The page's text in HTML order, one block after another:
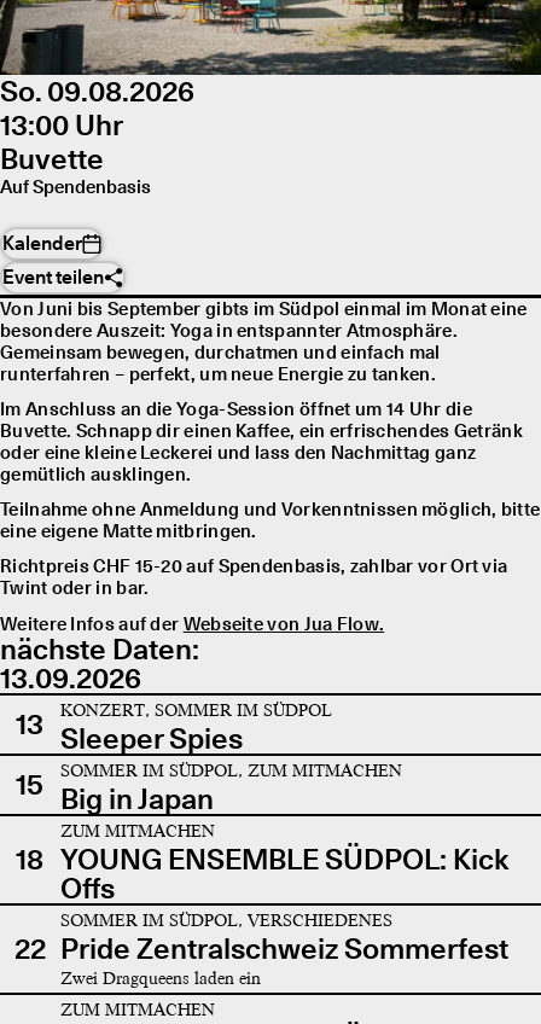
So. 09.08.2026
13:00 Uhr
Buvette
Auf Spendenbasis
Kalender
Event teilen
Von Juni bis September gibts im Südpol einmal im Monat eine
besondere Auszeit: Yoga in entspannter Atmosphäre.
Gemeinsam bewegen, durchatmen und einfach mal
runterfahren – perfekt, um neue Energie zu tanken.
Im Anschluss an die Yoga-Session öffnet um 14 Uhr die
Buvette. Schnapp dir einen Kaffee, ein erfrischendes Getränk
oder eine kleine Leckerei und lass den Nachmittag ganz
gemütlich ausklingen.
Teilnahme ohne Anmeldung und Vorkenntnissen möglich, bitte
eine eigene Matte mitbringen.
Richtpreis CHF 15-20 auf Spendenbasis, zahlbar vor Ort via
Twint oder in bar.
Weitere Infos auf der Webseite von Jua Flow.
nächste Daten:
13.09.2026
13
KONZERT, SOMMER IM SÜDPOL
Sleeper Spies
15
SOMMER IM SÜDPOL, ZUM MITMACHEN
Big in Japan
18
ZUM MITMACHEN
YOUNG ENSEMBLE SÜDPOL: Kick
Offs
22
SOMMER IM SÜDPOL, VERSCHIEDENES
Pride Zentralschweiz Sommerfest
Zwei Dragqueens laden ein
ZUM MITMACHEN